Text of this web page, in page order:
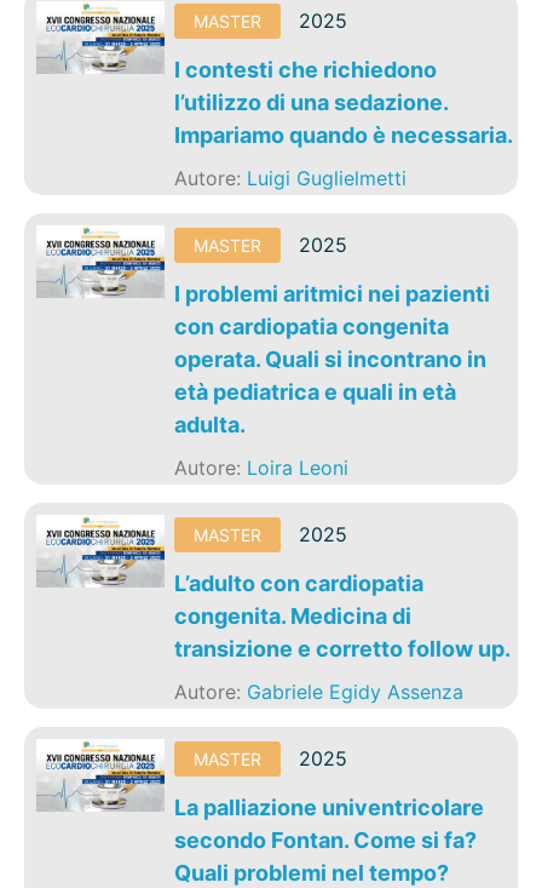
MASTER 2025
I contesti che richiedono
l’utilizzo di una sedazione.
Impariamo quando è necessaria.
Autore: Luigi Guglielmetti
MASTER 2025
I problemi aritmici nei pazienti
con cardiopatia congenita
operata. Quali si incontrano in
età pediatrica e quali in età
adulta.
Autore: Loira Leoni
MASTER 2025
L’adulto con cardiopatia
congenita. Medicina di
transizione e corretto follow up.
Autore: Gabriele Egidy Assenza
MASTER 2025
La palliazione univentricolare
secondo Fontan. Come si fa?
Quali problemi nel tempo?